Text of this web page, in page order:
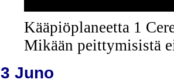
Kääpiöplaneetta 1
Mikään peittymisistä
3 Juno